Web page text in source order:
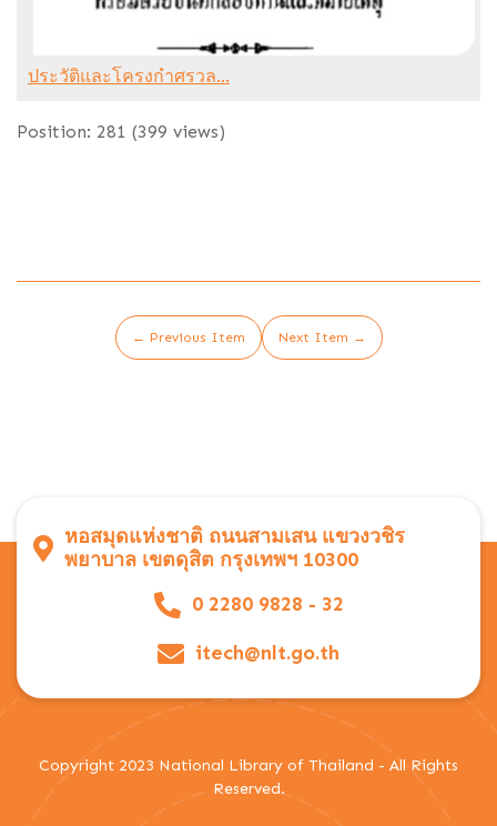
ประวัติและโครงกำศรวล...
Position: 281 (399 views)
← Previous Item Next Item →
หอสมุดแห่งชาติ ถนนสามเสน แขวงวชิร
พยาบาล เขตดุสิต กรุงเทพฯ 10300
0 2280 9828 - 32
itech@nlt.go.th
Copyright 2023 National Library of Thailand - All Rights
Reserved.